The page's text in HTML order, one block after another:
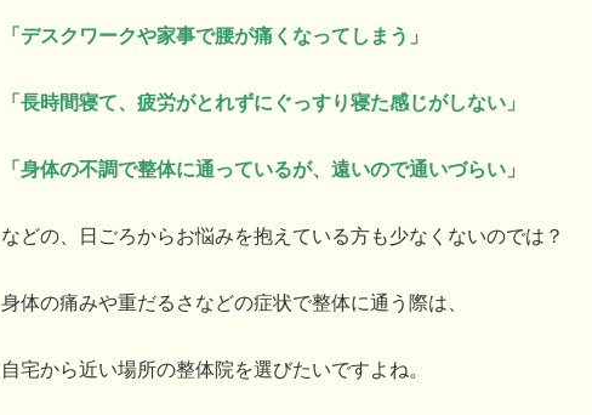
「デスクワークや家事で腰が痛くなってしまう」
「長時間寝て、疲労がとれずにぐっすり寝た感じがしない」
「身体の不調で整体に通っているが、遠いので通いづらい」
などの、日ごろからお悩みを抱えている方も少なくないのでは？
身体の痛みや重だるさなどの症状で整体に通う際は、
自宅から近い場所の整体院を選びたいですよね。